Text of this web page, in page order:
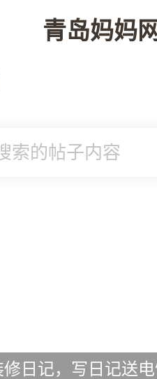
青岛妈妈
索的帖子内容
修日记，写日记送